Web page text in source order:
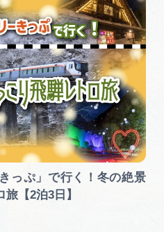
っぷ」で行く！冬の絶景
【2泊3日】